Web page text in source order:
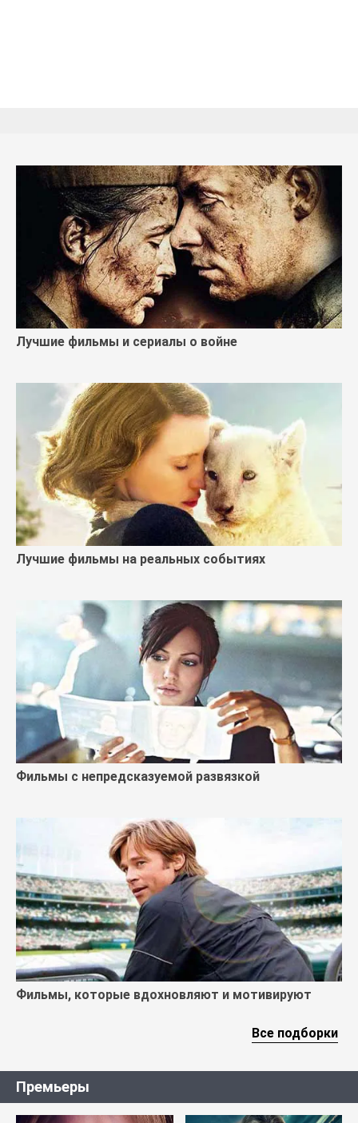
Лучшие фильмы и сериалы о войне
Лучшие фильмы на реальных событиях
Фильмы с непредсказуемой развязкой
Фильмы, которые вдохновляют и мотивируют
Все подборки
Премьеры